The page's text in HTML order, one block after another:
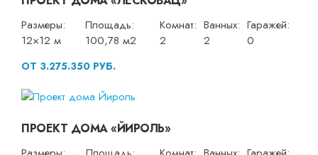
Размеры:
12×12 м
Площадь:
100,78 м2
Комнат:
2
Ванных:
2
Гаражей:
0
ОТ 3.275.350 РУБ.
ПРОЕКТ ДОМА «ЙИРОЛЬ»